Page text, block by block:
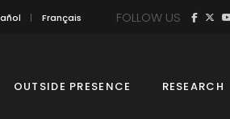
Français FOLLOW US
OUTSIDE PRESENCE RESEARCH